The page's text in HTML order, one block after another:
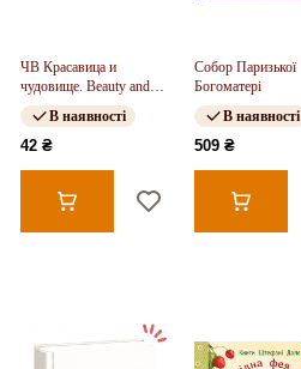
ЧВ Красавица и
чудовище. Beauty and
the Beast
В наявності
42 ₴
Собор Паризької
Богоматері
В наявності
509 ₴